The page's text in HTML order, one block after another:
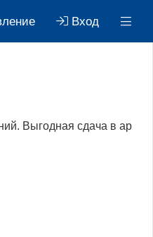
Вход
Выгодная сдача в ар